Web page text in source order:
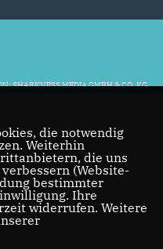
SHARKNESS MEDIA GMBH & CO. KG
die notwendig
Weiterhin
die uns
(Website-
bestimmter
Ihre
widerrufen. Weitere